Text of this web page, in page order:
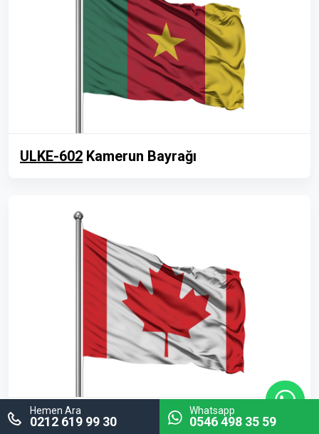
ULKE-602 Kamerun Bayrağı
ULKE-603 Kanada Bayrağı
Hemen Ara
0212 619 99 30
Whatsapp
0546 498 35 59